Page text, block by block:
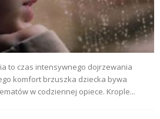
to czas intensywnego dojrzewania
komfort brzuszka dziecka bywa
w codziennej opiece. Krople...